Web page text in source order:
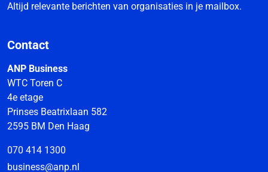
Altijd relevante berichten van organisaties in je mailbox.
Contact
ANP Business
WTC Toren C
4e etage
Prinses Beatrixlaan 582
2595 BM Den Haag
070 414 1300
business@anp.nl